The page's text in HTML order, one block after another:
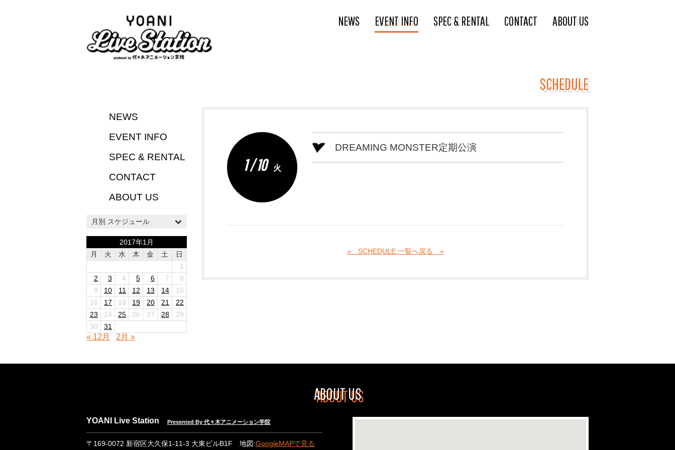
NEWS EVENT INFO SPEC & RENTAL CONTACT ABOUT US
SCHEDULE
NEWS
EVENT INFO
SPEC & RENTAL
CONTACT
ABOUT US
月別 スケジュール
2017年1月
月
火 水 木 金 土
日
1
2
3 4 5 6 7
8
9
10 11 12 13 14
15
16
17 18 19 20 21
22
23
24 25 26 27 28
29
30
31
« 12月 2月 »
1 / 10 火
DREAMING MONSTER定期公演
» SCHEDULE 一覧へ戻る «
ABOUT US
YOANI Live Station Presented By 代々木アニメーション学院
〒169-0072 新宿区大久保1-11-3 大東ビルB1F 地図:GoogleMAPで見る